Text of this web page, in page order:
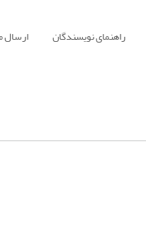
راهنمای نویسندگان ارسال